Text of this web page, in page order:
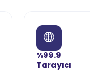
%99.9
Tarayıcı